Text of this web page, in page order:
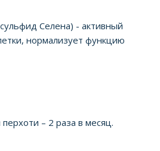
Селена) - активный
нормализует функцию
– 2 раза в месяц.